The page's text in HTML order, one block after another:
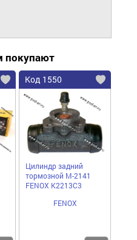
покупают
Код 1550
Цилиндр задний
тормозной М-2141
FENOX K2213C3
FENOX